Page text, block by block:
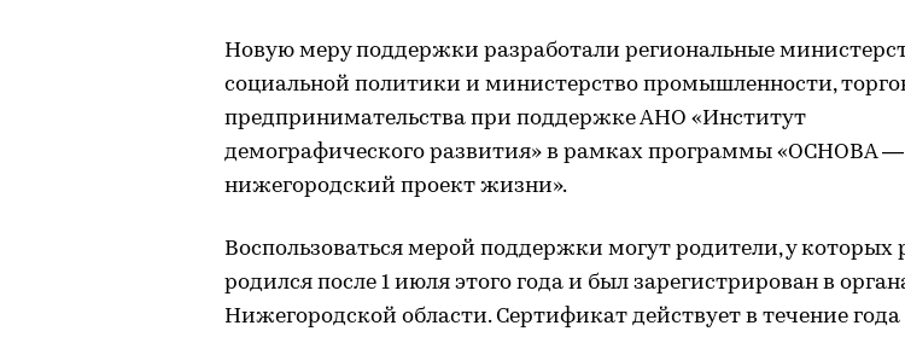
Новую меру поддержки разработали региональные
социальной политики и министерство промышленности,
предпринимательства при поддержке АНО «Институт
демографического развития» в рамках программы «ОСНОВА —
нижегородский проект жизни».
Воспользоваться мерой поддержки могут родители, у которых
родился после 1 июля этого года и был зарегистрирован в
Нижегородской области. Сертификат действует в течение года